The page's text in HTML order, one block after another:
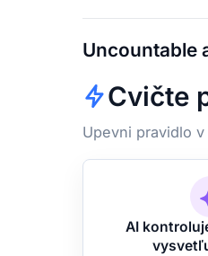
Uncountable
Cvičte
Upevni pravidlo
AI